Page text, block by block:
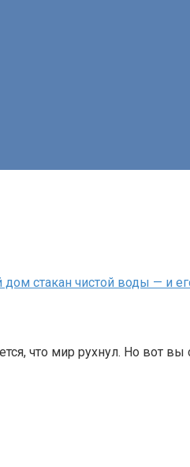
стакан чистой воды — и
что мир рухнул. Но вот